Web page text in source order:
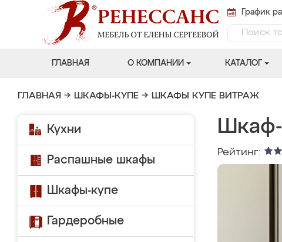
График
ГЛАВНАЯ О КОМПАНИИ КАТАЛОГ
ГЛАВНАЯ → ШКАФЫ-КУПЕ → ШКАФЫ КУПЕ ВИТРАЖ
Кухни
Распашные шкафы
Шкафы-купе
Гардеробные
Рейтинг: